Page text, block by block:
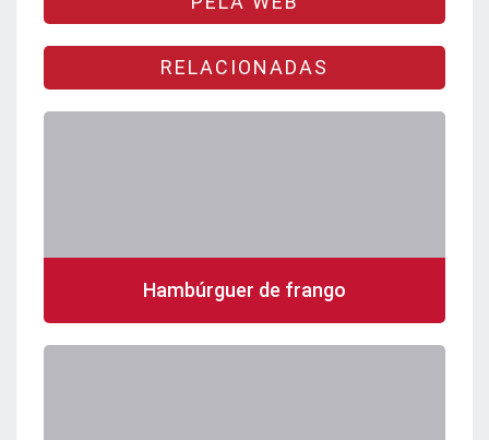
RELACIONADAS
Hambúrguer de frango